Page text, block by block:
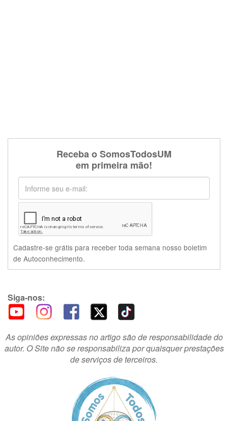
Receba o SomosTodosUM
em primeira mão!
Cadastre-se grátis para receber toda semana nosso boletim
de Autoconhecimento.
Siga-nos:
As opiniões expressas no artigo são de responsabilidade do
autor. O Site não se responsabiliza por quaisquer prestações
de serviços de terceiros.